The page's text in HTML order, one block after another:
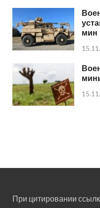
мин
При цитировании